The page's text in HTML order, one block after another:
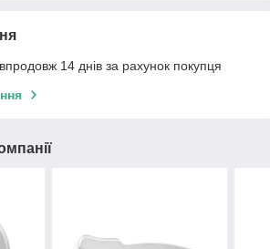
14 днів за рахунок покупця